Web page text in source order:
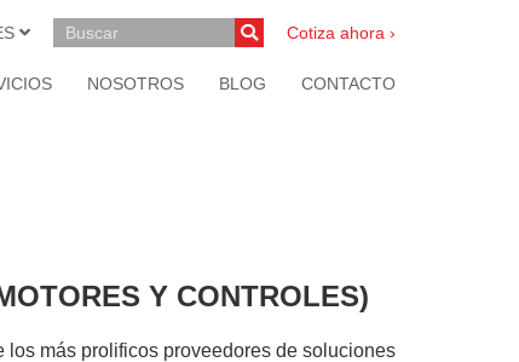
Cotiza ahora ›
NOSOTROS BLOG CONTACTO
Y CONTROLES)
los más prolificos proveedores de soluciones